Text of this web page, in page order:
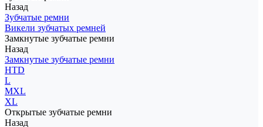
Назад
Зубчатые ремни
Викели зубчатых ремней
Замкнутые зубчатые ремни
Назад
Замкнутые зубчатые ремни
HTD
L
MXL
XL
Открытые зубчатые ремни
Назад